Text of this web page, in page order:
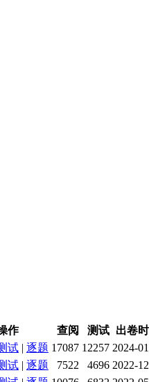
作 查阅 测试 出卷
试 | 逐题 17087 12257 2024-
试 | 逐题 7522 4696 2022-